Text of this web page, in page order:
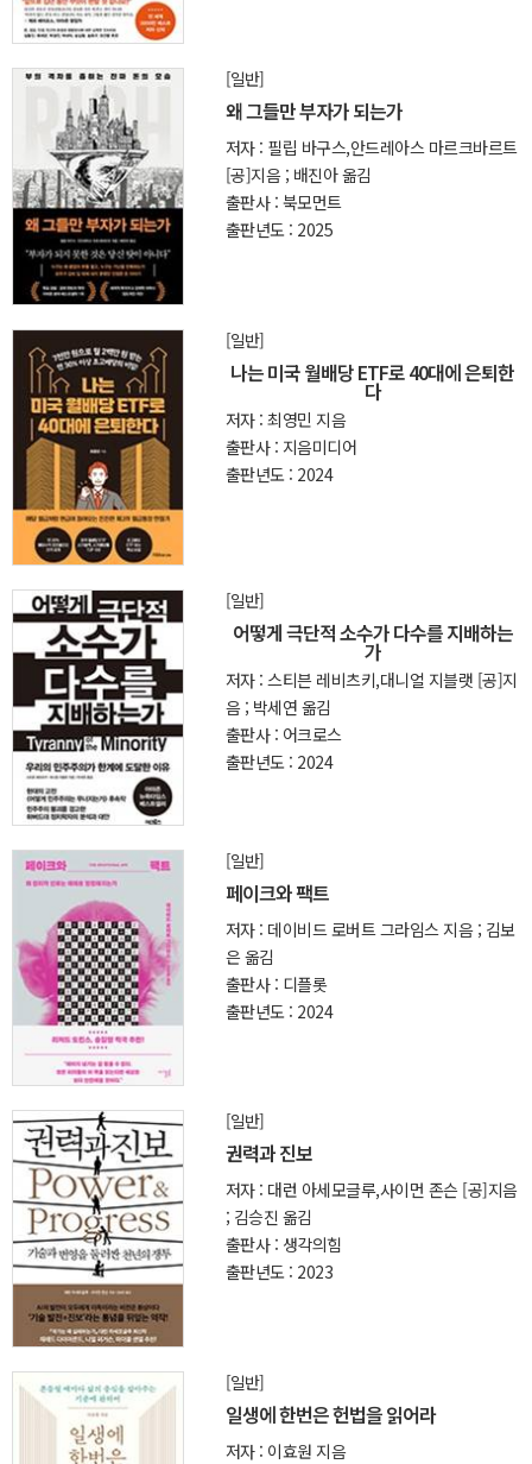
[일반]
왜 그들만 부자가 되는가
저자 : 필립 바구스,안드레아스 마르크바르트
[공]지음 ; 배진아 옮김
출판사 : 북모먼트
출판년도 : 2025
[일반]
나는 미국 월배당 ETF로 40대에 은퇴한
다
저자 : 최영민 지음
출판사 : 지음미디어
출판년도 : 2024
[일반]
어떻게 극단적 소수가 다수를 지배하는
가
저자 : 스티븐 레비츠키,대니얼 지블랫 [공]지
음 ; 박세연 옮김
출판사 : 어크로스
출판년도 : 2024
[일반]
페이크와 팩트
저자 : 데이비드 로버트 그라임스 지음 ; 김보
은 옮김
출판사 : 디플롯
출판년도 : 2024
[일반]
권력과 진보
저자 : 대런 아세모글루,사이먼 존슨 [공]지음
; 김승진 옮김
출판사 : 생각의힘
출판년도 : 2023
[일반]
일생에 한번은 헌법을 읽어라
저자 : 이효원 지음